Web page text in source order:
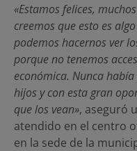
«Estamos felices,
creemos que esto es
podemos hacernos ver
porque no tenemos
económica. Nunca
hijos y con esta gran
que los vean», aseguró
atendido en el centro
en la sede de la